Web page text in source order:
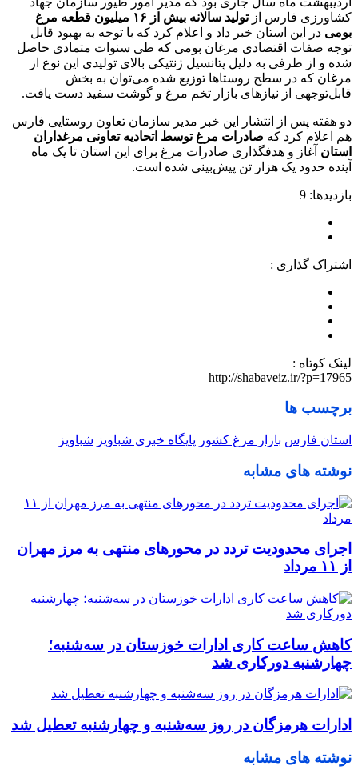
کشاورزی فارس از
تولید سالانه بیش از ۱۶ میلیون قطعه مرغ
بومی در این استان خبر داد و اعلام کرد که با توجه به بهبود قابل
توجه صفات اقتصادی مرغان بومی که طی سنوات متمادی حاصل
شده و از طرفی به دلیل پتانسیل ژنتیکی بالای تولیدی این نوع از
مرغان که در سطح روستاها توزیع شده می‌توان به بخش
قابل‌توجهی از نیازهای بازار تخم مرغ و گوشت سفید دست یافت.
دو هفته پس از انتشار این خبر مدیر سازمان تعاون روستایی فارس
هم اعلام کرد که صادرات مرغ توسط اتحادیه تعاونی مرغداران
استان آغاز و هدفگذاری صادرات مرغ برای این استان تا یک ماه
آینده حدود یک هزار تن پیش‌بینی شده است.
بازدیدها: 9
اشتراک گذاری :
لینک کوتاه :
http://shabaveiz.ir/?p=17965
برچسب ها
استان فارس بازار مرغ کشور پایگاه خبری شباویز شباویز
نوشته های مشابه
اجرای محدودیت تردد در محورهای منتهی به مرز مهران
از ۱۱ مرداد
کاهش ساعت کاری ادارات خوزستان در سه‌شنبه؛
چهارشنبه دورکاری شد
ادارات هرمزگان در روز سه‌شنبه و چهارشنبه تعطیل شد
نوشته های مشابه